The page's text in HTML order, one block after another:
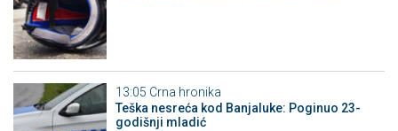
13:05 Crna hronika
Teška nesreća kod Banjaluke: Poginuo 23-
godišnji mladić